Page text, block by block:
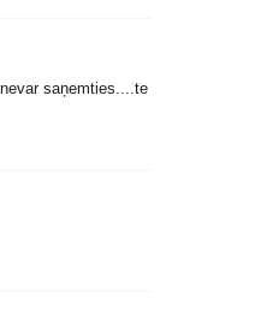
saņemties....te